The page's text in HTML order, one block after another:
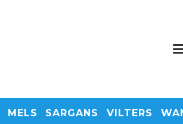
MELS SARGANS VILTERS